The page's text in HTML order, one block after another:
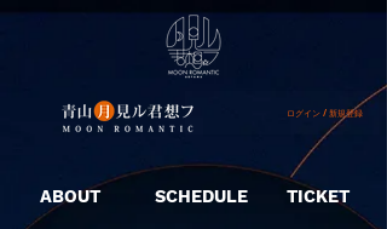
ログイン / 新規登録
ABOUT SCHEDULE TICKET